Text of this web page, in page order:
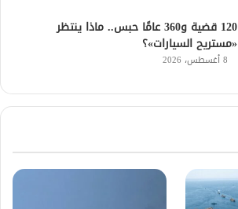
120 قضية و360 عامًا حبس.. ماذا ينتظر
«مستريح السيارات»؟
8 أغسطس، 2026